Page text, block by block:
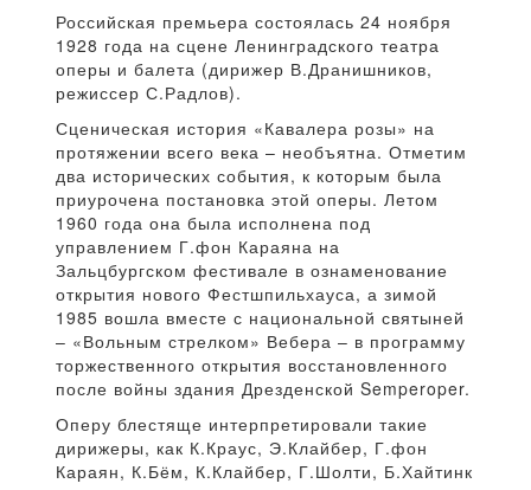
Российская премьера состоялась 24 ноября
1928 года на сцене Ленинградского театра
оперы и балета (дирижер В.Дранишников,
режиссер С.Радлов).
Сценическая история «Кавалера розы» на
протяжении всего века – необъятна. Отметим
два исторических события, к которым была
приурочена постановка этой оперы. Летом
1960 года она была исполнена под
управлением Г.фон Караяна на
Зальцбургском фестивале в ознаменование
открытия нового Фестшпильхауса, а зимой
1985 вошла вместе с национальной святыней
– «Вольным стрелком» Вебера – в программу
торжественного открытия восстановленного
после войны здания Дрезденской Semperoper.
Оперу блестяще интерпретировали такие
дирижеры, как К.Краус, Э.Клайбер, Г.фон
Караян, К.Бём, К.Клайбер, Г.Шолти, Б.Хайтинк